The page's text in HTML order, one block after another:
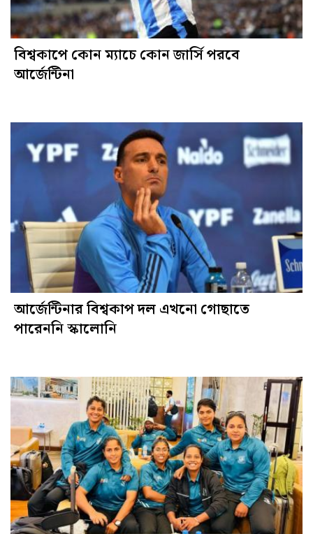
বিশ্বকাপে কোন ম্যাচে কোন জার্সি পরবে
আর্জেন্টিনা
আর্জেন্টিনার বিশ্বকাপ দল এখনো গোছাতে
পারেননি স্কালোনি